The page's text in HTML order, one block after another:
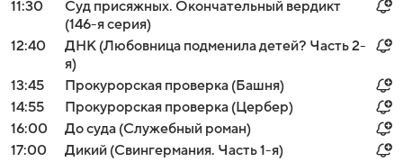
11:30
Суд присяжных. Окончательный вердикт
(146-я серия)
12:40
ДНК (Любовница подменила детей? Часть 2-
я)
13:45
Прокурорская проверка (Башня)
14:55
Прокурорская проверка (Цербер)
16:00
До суда (Служебный роман)
17:00
Дикий (Свингермания. Часть 1-я)